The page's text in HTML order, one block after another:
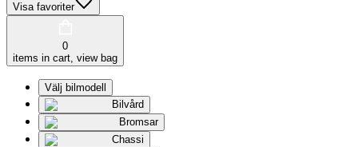
Visa favoriter
0
items in cart, view bag
Välj bilmodell
Bilvård
Bromsar
Chassi